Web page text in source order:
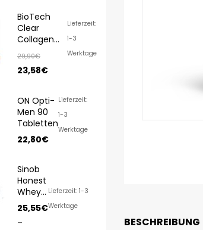
BESCHREIBUNG
BioTech
Clear
Collagen
350g
29,90€
23,58€
Lieferzeit:
1-3
Werktage
ON Opti-
Men 90
Tabletten
22,80€
Lieferzeit:
1-3
Werktage
Sinob
Honest
Whey
1000g/
820g
25,55€
–
Lieferzeit: 1-3
Werktage